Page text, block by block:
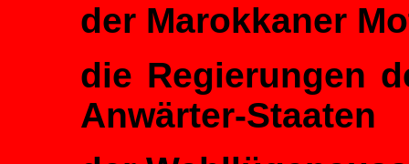
der Marokkaner
die Regierungen
Anwärter-Staaten